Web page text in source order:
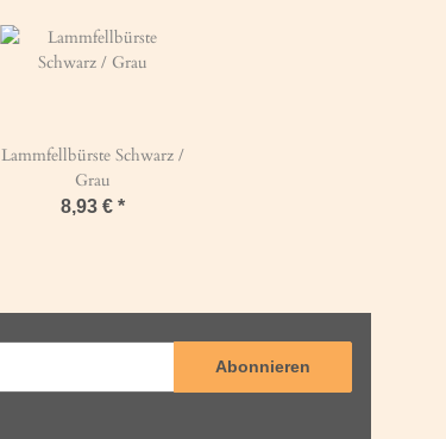
Lammfellbürste Schwarz /
Grau
8,93 € *
Abonnieren